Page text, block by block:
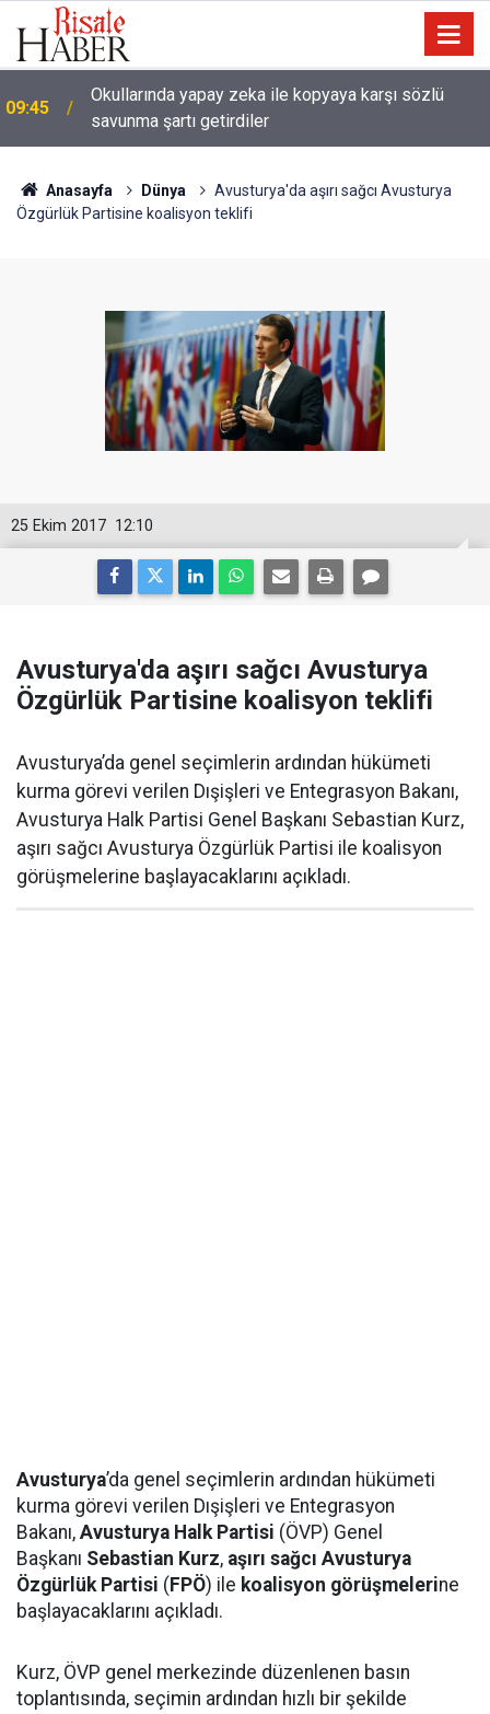
09:45
Okullarında yapay zeka ile kopyaya karşı sözlü
savunma şartı getirdiler
Anasayfa Dünya
Avusturya'da aşırı sağcı Avusturya
Özgürlük Partisine koalisyon teklifi
12:10
25 Ekim 2017
Avusturya'da aşırı sağcı Avusturya
Özgürlük Partisine koalisyon teklifi
Avusturya’da genel seçimlerin ardından hükümeti
kurma görevi verilen Dışişleri ve Entegrasyon Bakanı,
Avusturya Halk Partisi Genel Başkanı Sebastian Kurz,
aşırı sağcı Avusturya Özgürlük Partisi ile koalisyon
görüşmelerine başlayacaklarını açıkladı.
Avusturya’da genel seçimlerin ardından hükümeti
kurma görevi verilen Dışişleri ve Entegrasyon
Bakanı, Avusturya Halk Partisi (ÖVP) Genel
Başkanı Sebastian Kurz, aşırı sağcı Avusturya
Özgürlük Partisi ( FPÖ) ile koalisyon görüşmelerine
başlayacaklarını açıkladı.
Kurz, ÖVP genel merkezinde düzenlenen basın
toplantısında, seçimin ardından hızlı bir şekilde